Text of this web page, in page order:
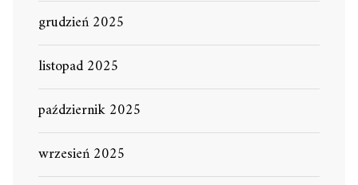
grudzień 2025
listopad 2025
październik 2025
wrzesień 2025